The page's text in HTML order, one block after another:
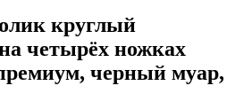
круглый
четырёх ножках
черный муар,